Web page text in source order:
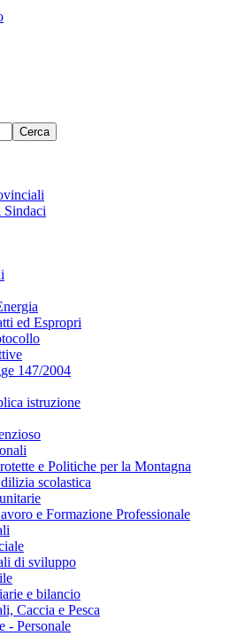
Sindaci
ed Espropri
147/2004
istruzione
e Politiche per la Montagna
scolastica
e Formazione Professionale
di sviluppo
e bilancio
Caccia e Pesca
- Personale